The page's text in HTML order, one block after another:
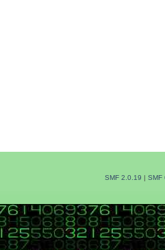
SMF 2.0.19 | SMF